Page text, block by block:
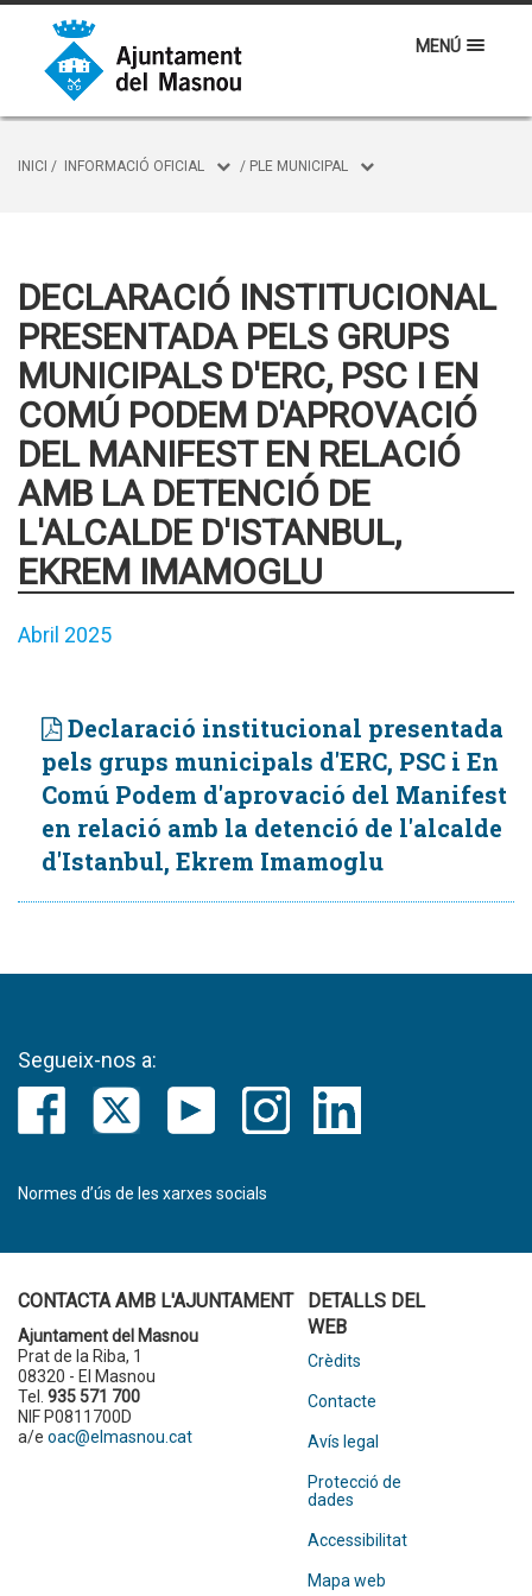
MENÚ
INICI / INFORMACIÓ OFICIAL / PLE MUNICIPAL
DECLARACIÓ INSTITUCIONAL
PRESENTADA PELS GRUPS
MUNICIPALS D'ERC, PSC I EN
COMÚ PODEM D'APROVACIÓ
DEL MANIFEST EN RELACIÓ
AMB LA DETENCIÓ DE
L'ALCALDE D'ISTANBUL,
EKREM IMAMOGLU
Abril 2025
Declaració institucional presentada
pels grups municipals d'ERC, PSC i En
Comú Podem d'aprovació del Manifest
en relació amb la detenció de l'alcalde
d'Istanbul, Ekrem Imamoglu
Segueix-nos a:
Normes d’ús de les xarxes socials
CONTACTA AMB L'AJUNTAMENT
Ajuntament del Masnou
Prat de la Riba, 1
08320 - El Masnou
Tel. 935 571 700
NIF P0811700D
a/e oac@elmasnou.cat
DETALLS DEL
WEB
Crèdits
Contacte
Avís legal
Protecció de
dades
Accessibilitat
Mapa web